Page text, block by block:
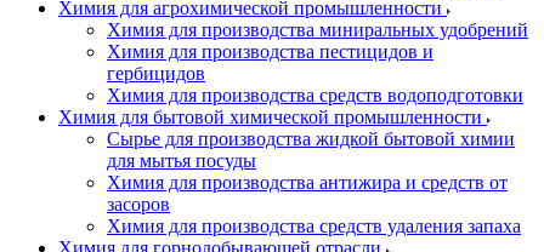
Химия для агрохимической промышленности
Химия для производства миниральных удобрений
Химия для производства пестицидов и
гербицидов
Химия для производства средств водоподготовки
Химия для бытовой химической промышленности
Сырье для производства жидкой бытовой химии
для мытья посуды
Химия для производства антижира и средств от
засоров
Химия для производства средств удаления запаха
Химия для горнодобывающей отрасли